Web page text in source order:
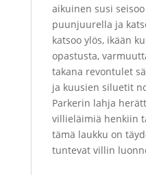
aikuinen susi
puunjuurella ja
katsoo ylös, ikään
opastusta,
takana revontulet
ja kuusien siluetit
Parkerin lahja
villieläimiä henkiin
tämä laukku on
tuntevat villin